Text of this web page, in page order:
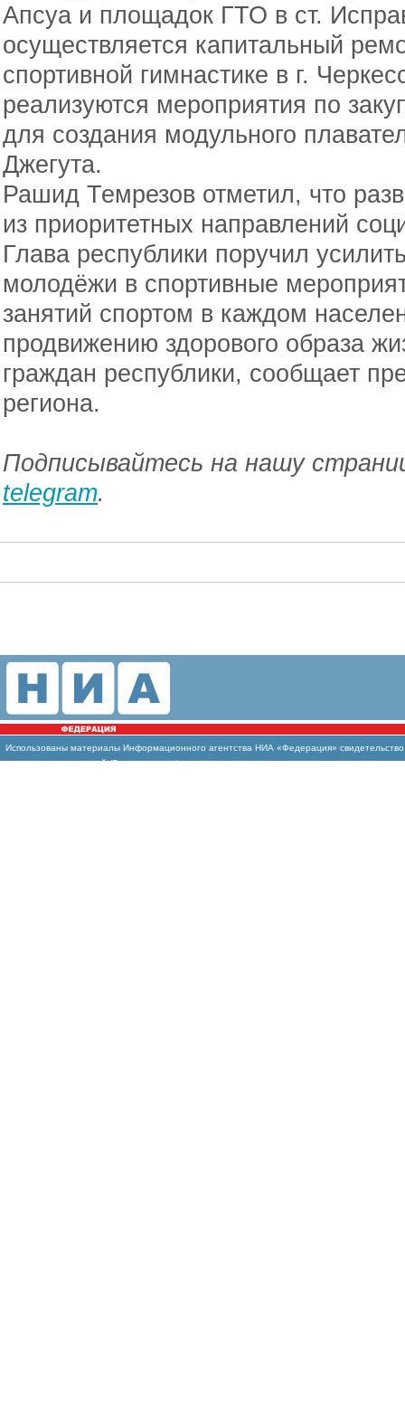
Апсуа и площадок ГТО в ст.
осуществляется капитальный
спортивной гимнастике в г.
реализуются мероприятия по
для создания модульного
Джегута.
Рашид Темрезов отметил, что
из приоритетных направлений
Глава республики поручил
молодёжи в спортивные
занятий спортом в каждом
продвижению здорового образа
граждан республики, сообщает
региона.
Подписывайтесь на нашу
telegram.
Использованы материалы Информационного агентства НИА «Федерация»
массовых коммуникаций (Роскомнадзор)